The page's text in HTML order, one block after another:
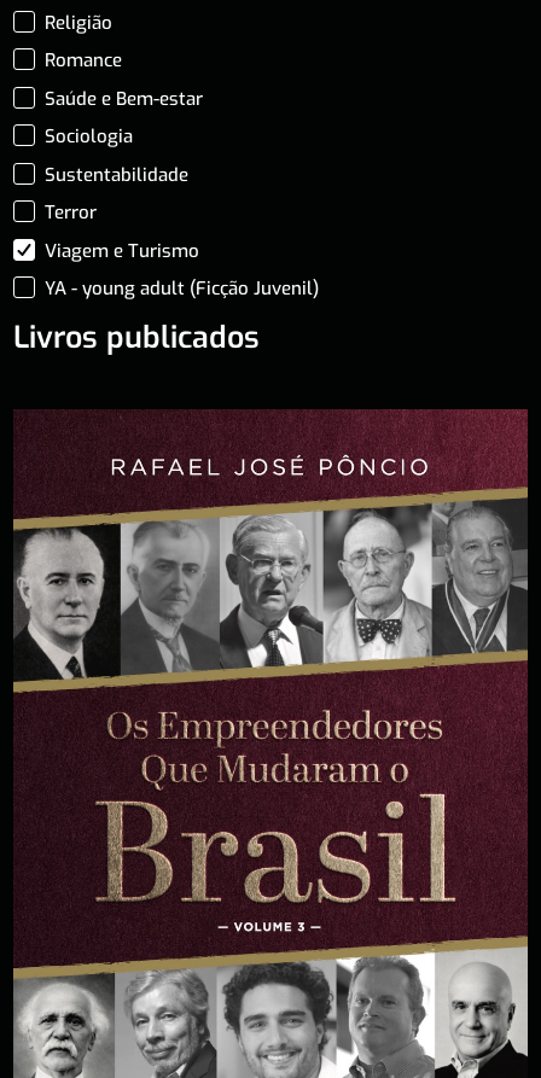
Religião
Romance
Saúde e Bem-estar
Sociologia
Sustentabilidade
Terror
Viagem e Turismo
YA - young adult (Ficção Juvenil)
Livros publicados